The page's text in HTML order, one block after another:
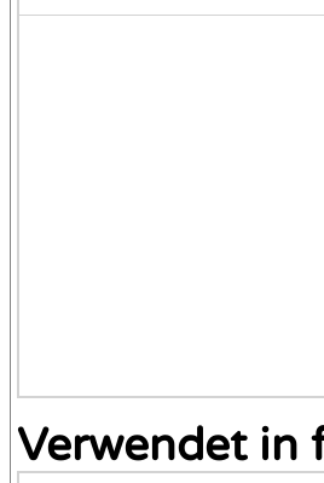
Verwendet in